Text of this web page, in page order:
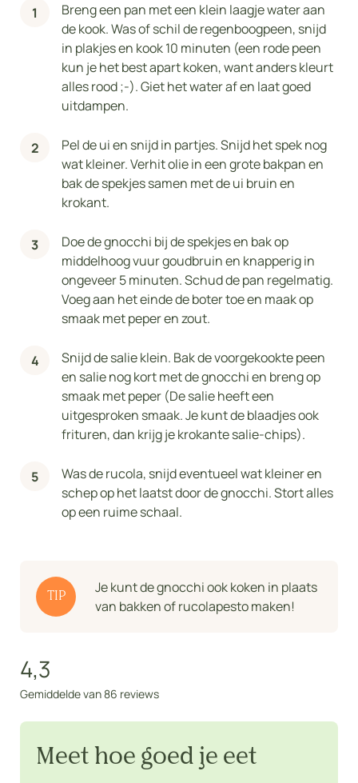
Breng een pan met een klein laagje water aan
de kook. Was of schil de regenboogpeen, snijd
in plakjes en kook 10 minuten (een rode peen
kun je het best apart koken, want anders kleurt
alles rood ;-). Giet het water af en laat goed
uitdampen.
Pel de ui en snijd in partjes. Snijd het spek nog
wat kleiner. Verhit olie in een grote bakpan en
bak de spekjes samen met de ui bruin en
krokant.
Doe de gnocchi bij de spekjes en bak op
middelhoog vuur goudbruin en knapperig in
ongeveer 5 minuten. Schud de pan regelmatig.
Voeg aan het einde de boter toe en maak op
smaak met peper en zout.
Snijd de salie klein. Bak de voorgekookte peen
en salie nog kort met de gnocchi en breng op
smaak met peper (De salie heeft een
uitgesproken smaak. Je kunt de blaadjes ook
frituren, dan krijg je krokante salie-chips).
Was de rucola, snijd eventueel wat kleiner en
schep op het laatst door de gnocchi. Stort alles
op een ruime schaal.
TIP
Je kunt de gnocchi ook koken in plaats
van bakken of rucolapesto maken!
4,3
Gemiddelde van 86 reviews
Meet hoe goed je eet